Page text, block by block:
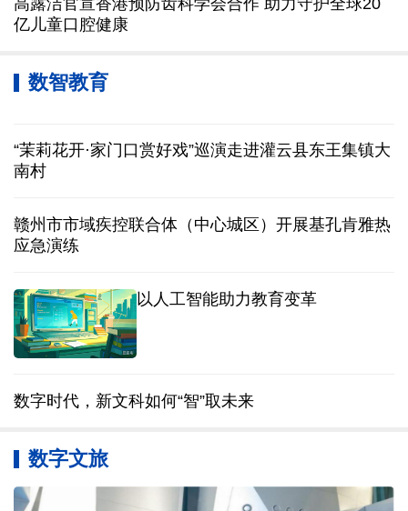
亿儿童口腔健康
数智教育
“茉莉花开·家门口赏好戏”巡演走进灌云县东王集镇大
南村
赣州市市域疾控联合体（中心城区）开展基孔肯雅热
应急演练
以人工智能助力教育变革
数字时代，新文科如何“智”取未来
数字文旅